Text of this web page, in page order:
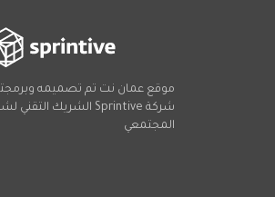
موقع عمان نت تم تصميمه
شركة Sprintive الشريك التقني
المجتمعي